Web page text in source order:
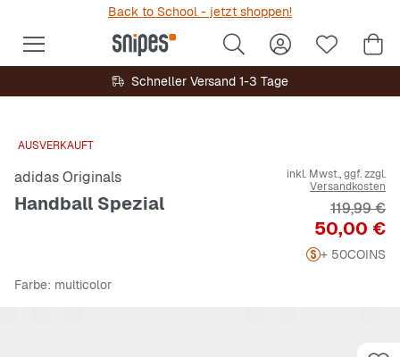
Back to School - jetzt shoppen!
Schneller Versand 1-3 Tage
AUSVERKAUFT
adidas Originals
Handball Spezial
inkl. Mwst., ggf. zzgl.
Versandkosten
Preis
50,00 €
119,99 €
+ 50COINS
Farbe: multicolor